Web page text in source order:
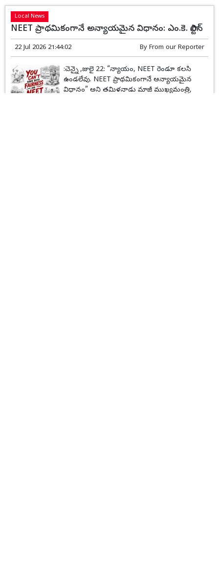
Local News
NEET ప్రాథమికంగానే అన్యాయమైన విధానం: ఎం.కె. స్టాలిన్
22 Jul 2026 21:44:02 By From our Reporter
:చెన్నై ,జులై 22: “న్యాయం, NEET రెండూ కలసి
ఉండలేవు. NEET ప్రాథమికంగానే అన్యాయమైన
విధానం” అని తమిళనాడు మాజీ ముఖ్యమంత్రి,